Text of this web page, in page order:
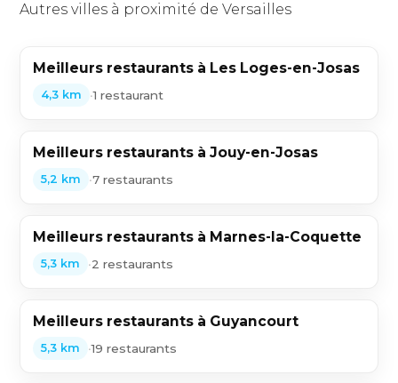
Autres villes à proximité de Versailles
Meilleurs restaurants à Les Loges-en-Josas
4,3 km •1 restaurant
Meilleurs restaurants à Jouy-en-Josas
5,2 km •7 restaurants
Meilleurs restaurants à Marnes-la-Coquette
5,3 km •2 restaurants
Meilleurs restaurants à Guyancourt
5,3 km •19 restaurants